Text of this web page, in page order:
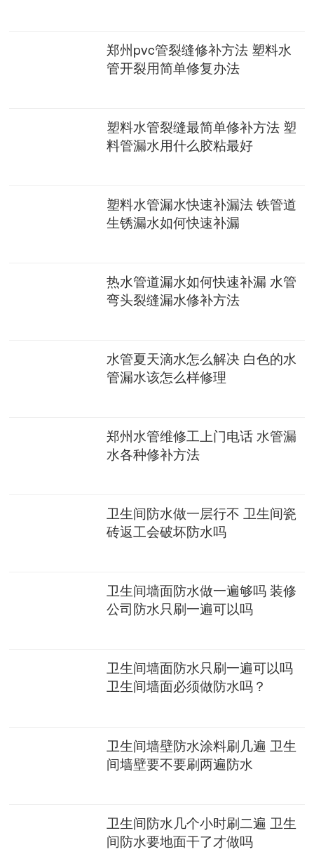
郑州pvc管裂缝修补方法 塑料水
管开裂用简单修复办法
塑料水管裂缝最简单修补方法 塑
料管漏水用什么胶粘最好
塑料水管漏水快速补漏法 铁管道
生锈漏水如何快速补漏
热水管道漏水如何快速补漏 水管
弯头裂缝漏水修补方法
水管夏天滴水怎么解决 白色的水
管漏水该怎么样修理
郑州水管维修工上门电话 水管漏
水各种修补方法
卫生间防水做一层行不 卫生间瓷
砖返工会破坏防水吗
卫生间墙面防水做一遍够吗 装修
公司防水只刷一遍可以吗
卫生间墙面防水只刷一遍可以吗
卫生间墙面必须做防水吗？
卫生间墙壁防水涂料刷几遍 卫生
间墙壁要不要刷两遍防水
卫生间防水几个小时刷二遍 卫生
间防水要地面干了才做吗